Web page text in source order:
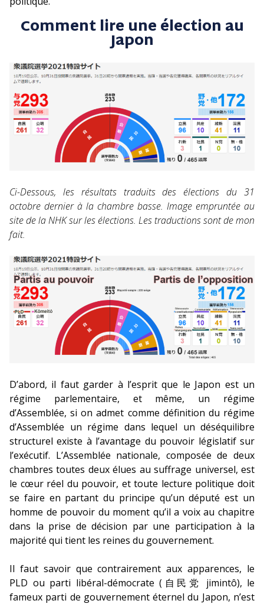
Comment lire une élection au
Japon
Ci-Dessous, les résultats traduits des élections du 31
octobre dernier à la chambre basse. Image empruntée au
site de la NHK sur les élections. Les traductions sont de mon
fait.
D’abord, il faut garder à l’esprit que le Japon est un
régime parlementaire, et même, un régime
d’Assemblée, si on admet comme définition du régime
d’Assemblée un régime dans lequel un déséquilibre
structurel existe à l’avantage du pouvoir législatif sur
l’exécutif. L’Assemblée nationale, composée de deux
chambres toutes deux élues au suffrage universel, est
le cœur réel du pouvoir, et toute lecture politique doit
se faire en partant du principe qu’un député est un
homme de pouvoir du moment qu’il a voix au chapitre
dans la prise de décision par une participation à la
majorité qui tient les reines du gouvernement.
Il faut savoir que contrairement aux apparences, le
PLD ou parti libéral-démocrate (自民党 jimintô), le
fameux parti de gouvernement éternel du Japon, n’est